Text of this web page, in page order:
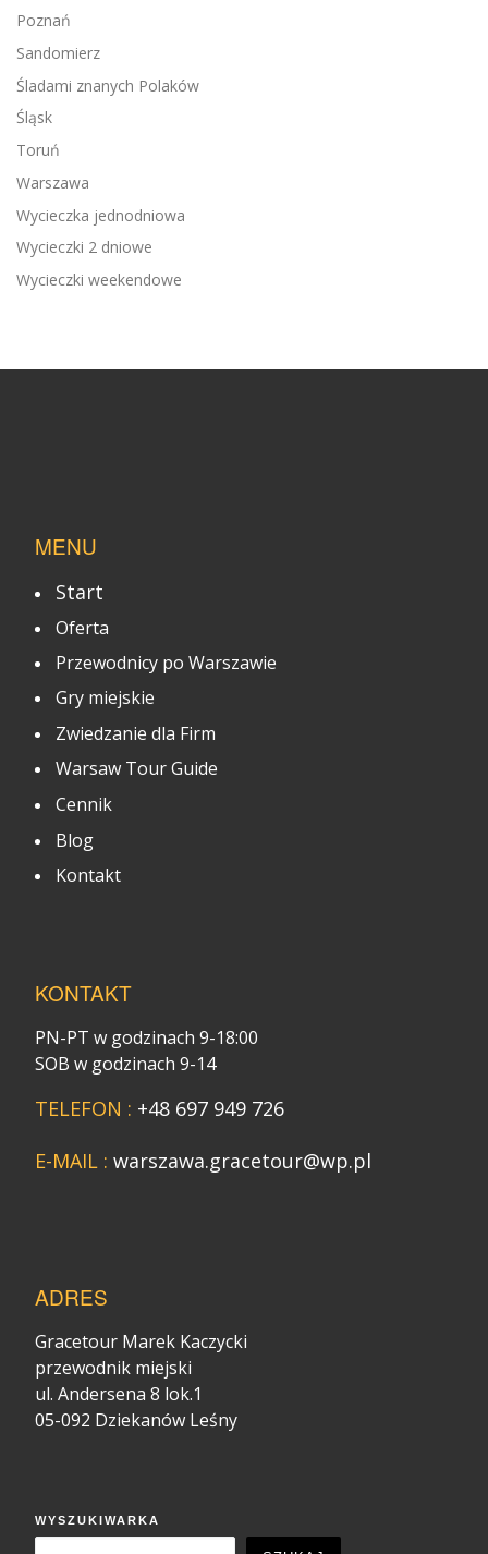
Poznań
Sandomierz
Śladami znanych Polaków
Śląsk
Toruń
Warszawa
Wycieczka jednodniowa
Wycieczki 2 dniowe
Wycieczki weekendowe
MENU
Start
Oferta
Przewodnicy po Warszawie
Gry miejskie
Zwiedzanie dla Firm
Warsaw Tour Guide
Cennik
Blog
Kontakt
KONTAKT
PN-PT w godzinach 9-18:00
SOB w godzinach 9-14
TELEFON : +48 697 949 726
E-MAIL : warszawa.gracetour@wp.pl
ADRES
Gracetour Marek Kaczycki
przewodnik miejski
ul. Andersena 8 lok.1
05-092 Dziekanów Leśny
WYSZUKIWARKA